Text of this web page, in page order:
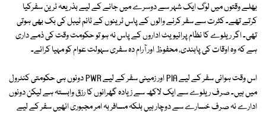
بھلے وقتوں میں لوگ ایک شہر سے دوسرے میں جانے کے لیے بذریعہ ٹرین سفرکیا
کرتے تھے۔ کثرت سے سفر کرنے والوں کے پاس ٹرینوں کے ٹائم ٹیبل کی بک بھی ہوتی
تھی۔ اگر ریلوے کا نظام پرائیویٹ اداروں کے پاس نہ ہو تو حکومت وقت کی ذمے داری
ہے کہ وہ اوقات کی پابندی، محفوظ اور آرام دہ سفری سہولت عوام کو مہیا کرائے۔
اس وقت ہوائی سفر کے لیے PIA اور زمینی سفر کے لیے PWR دونوں ہی حکومتی کنٹرول
میں ہیں۔ صرف ریلوے سے ایک لاکھ سے زیادہ گھرانوں کا رزق وابستہ ہے لیکن دونوں
ادارے نہ صرف خسارے سے دوچار ہیں بلکہ مسافر بہ امر مجبوری انھیں سفر کے لیے